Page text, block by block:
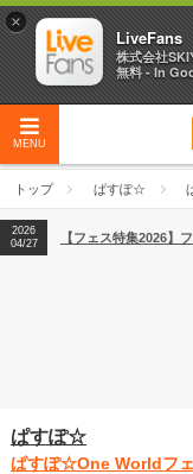
MENU
トップ ぱすぽ☆
2026
04/27
2026
【ライブ動員ランキ
2026
04/27
【フェス特集2026】
ぱすぽ☆
ぱすぽ☆One Worldフ
×
LiveFans
株式会社
無料 - In